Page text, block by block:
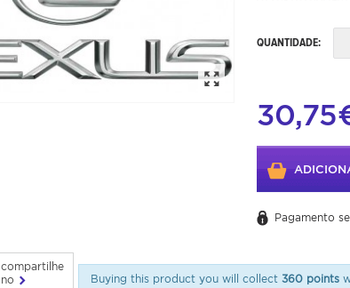
QUANTIDADE:
Pagamento
compartilhe
no
Buying this product you will collect 360 points